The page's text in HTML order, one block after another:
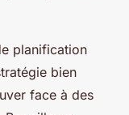
planification
bien
face à des